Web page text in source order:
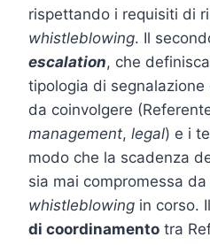
rispettando i requisiti di
whistleblowing. Il
escalation, che
tipologia di
da coinvolgere
management, legal) e i
modo che la scadenza
sia mai compromessa da
whistleblowing in corso.
di coordinamento tra